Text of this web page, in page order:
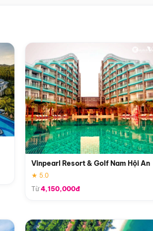
Vinpearl Resort & Golf Nam Hội An
★ 5.0
Từ4,150,000đ